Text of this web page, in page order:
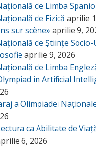
de Limba
de Fizică aprilie
sur scène» aprilie 9,
de Științe
aprilie 9, 2026
de Limba
in Artificial
a Olimpiadei
ca Abilitate de
6, 2026